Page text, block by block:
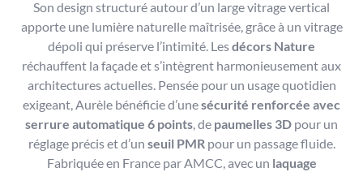
Son design structuré autour d’un large vitrage vertical
apporte une lumière naturelle maîtrisée, grâce à un vitrage
dépoli qui préserve l’intimité. Lesdécors Nature
réchauffent la façade et s’intègrent harmonieusement aux
architectures actuelles. Pensée pour un usage quotidien
exigeant, Aurèle bénéficie d’unesécurité renforcée avec
serrure automatique 6 points, de paumelles 3D pour un
réglage précis et d’un seuil PMRpour un passage fluide.
Fabriquée en France par AMCC, avec un laquage